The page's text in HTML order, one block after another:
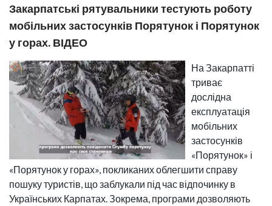
Закарпатські рятувальники тестують роботу
мобільних застосунків Порятунок і Порятунок
у горах. ВІДЕО
На Закарпатті
триває
дослідна
експлуатація
мобільних
застосунків
«Порятунок» і
«Порятунок у горах», покликаних облегшити справу
пошуку туристів, що заблукали під час відпочинку в
Українських Карпатах. Зокрема, програми дозволяють